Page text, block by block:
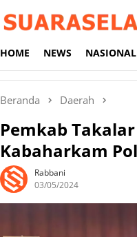
HOME NEWS NASIONAL
Beranda Daerah
Pemkab
Kabaharkam
Rabbani
03/05/2024